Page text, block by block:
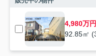
4,980万円
92.85㎡